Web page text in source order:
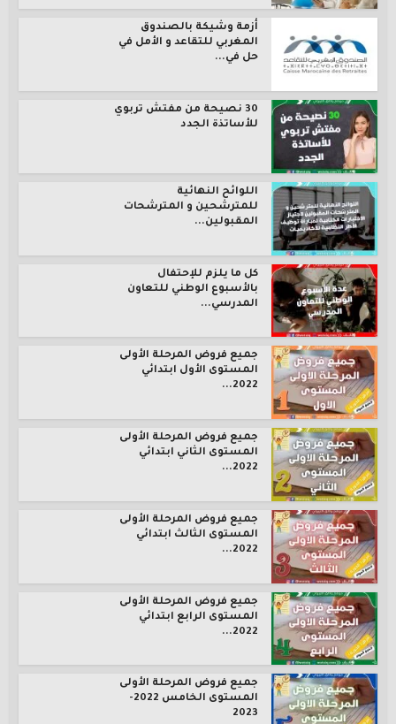
أزمة وشيكة بالصندوق
المغربي للتقاعد و الأمل في
حل في...
30 نصيحة من مفتش تربوي
للأساتذة الجدد
اللوائح النهائية
للمترشحين و المترشحات
المقبولين...
كل ما يلزم للإحتفال
بالأسبوع الوطني للتعاون
المدرسي...
جميع فروض المرحلة الأولى
المستوى الأول ابتدائي
2022...
جميع فروض المرحلة الأولى
المستوى الثاني ابتدائي
2022...
جميع فروض المرحلة الأولى
المستوى الثالث ابتدائي
2022...
جميع فروض المرحلة الأولى
المستوى الرابع ابتدائي
2022...
جميع فروض المرحلة الأولى
المستوى الخامس 2022-
2023